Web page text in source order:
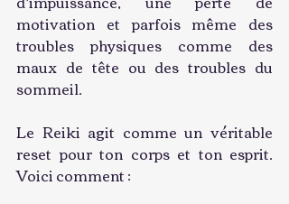
motivation et parfois même des
troubles physiques comme des
maux de tête ou des troubles du
sommeil.
Le Reiki agit comme un véritable
reset pour ton corps et ton esprit.
Voici comment :